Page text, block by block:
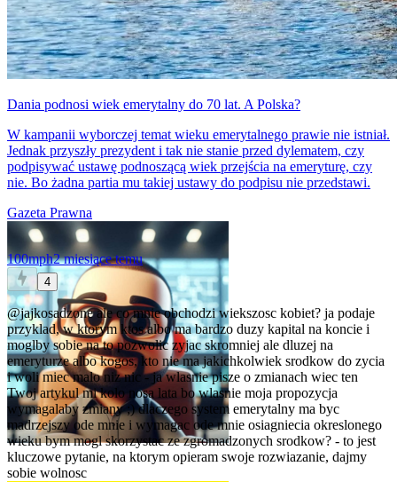
Dania podnosi wiek emerytalny do 70 lat. A Polska?
W kampanii wyborczej temat wieku emerytalnego prawie nie istniał.
Jednak przyszły prezydent i tak nie stanie przed dylematem, czy
podpisywać ustawę podnoszącą wiek przejścia na emeryturę, czy
nie. Bo żadna partia mu takiej ustawy do podpisu nie przedstawi.
Gazeta Prawna
100mph2 miesiące temu
4
@jajkosadzoneale co mnie obchodzi wiekszosc kobiet? ja podaje
przyklad, w ktorym ktos albo ma bardzo duzy kapital na koncie i
moglby sobie na to pozwolic zyjac skromniej ale dluzej na
emeryturze albo kogos, kto nie ma jakichkolwiek srodkow do zycia
i woli miec malo niz nic - ja wlasnie pisze o zmianach wiec ten
Twoj artykul mi kolo nosa lata bo wlasnie moja propozycja
wymagalaby zmiany ;) dlaczego system emerytalny ma byc
madrzejszy ode mnie i wymagac ode mnie osiagniecia okreslonego
wieku bym mogl skorzystac ze zgromadzonych srodkow? - to jest
kluczowe pytanie, na ktorym opieram swoje rozwiazanie, dajmy
sobie wolnosc